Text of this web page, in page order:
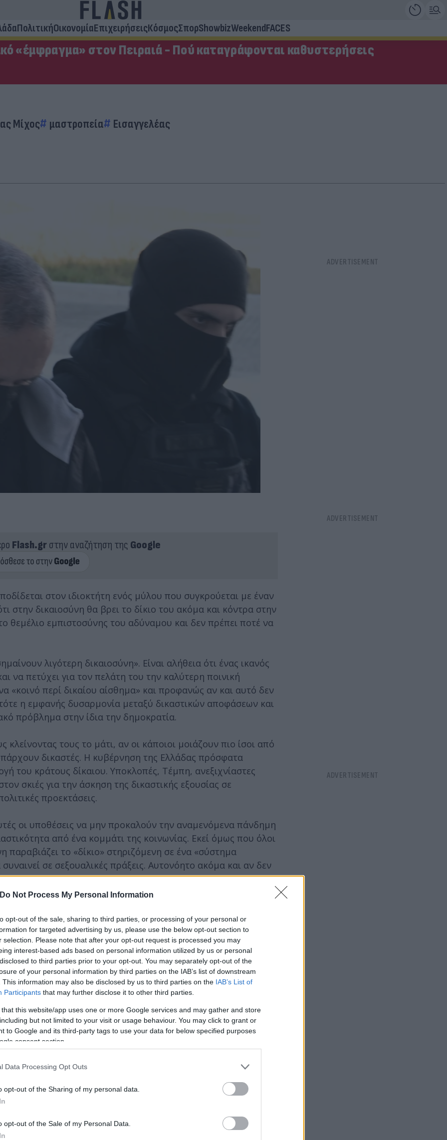
Do Not Process My Personal Information
opt-out of the sale, sharing to third parties, or processing of your personal or
for targeted advertising by us, please use the below opt-out section to
selection. Please note that after your opt-out request is processed you may
interest-based ads based on personal information utilized by us or personal
to third parties prior to your opt-out. You may separately opt-out of the
of your personal information by third parties on the IAB’s list of downstream
This information may also be disclosed by us to third parties on the IAB’s List of
Participants that may further disclose it to other third parties.
that this website/app uses one or more Google services and may gather and store
but not limited to your visit or usage behaviour. You may click to grant or
to Google and its third-party tags to use your data for below specified purposes
consent section.
Data Processing Opt Outs
opt-out of the Sharing of my personal data.
opt-out of the Sale of my Personal Data.
ΠολιτικήΟικονομίαΕπιχειρήσειςΚόσμοςΣπορShowbizWeekendFACES
«έμφραγμα» στον Πειραιά - Πού καταγράφονται καθυστερήσεις
Μίχος μαστροπεία Εισαγγελέας
Flash.grστην αναζήτηση της Google
στον ιδιοκτήτη ενός μύλου που συγκρούεται με έναν
στην δικαιοσύνη θα βρει το δίκιο του ακόμα και κόντρα στην
θεμέλιο εμπιστοσύνης του αδύναμου και δεν πρέπει ποτέ να
λιγότερη δικαιοσύνη». Είναι αλήθεια ότι ένας ικανός
να πετύχει για τον πελάτη του την καλύτερη ποινική
«κοινό περί δικαίου αίσθημα» και προφανώς αν και αυτό δεν
τότε η εμφανής δυσαρμονία μεταξύ δικαστικών αποφάσεων και
πρόβλημα στην ίδια την δημοκρατία.
τους το μάτι, αν οι κάποιοι μοιάζουν πιο ίσοι από
δικαστές. Η κυβέρνηση της Ελλάδας πρόσφατα
του κράτους δίκαιου. Υποκλοπές, Τέμπη, ανεξιχνίαστες
σκιές για την άσκηση της δικαστικής εξουσίας σε
προεκτάσεις.
οι υποθέσεις να μην προκαλούν την αναμενόμενα πάνδημη
από ένα κομμάτι της κοινωνίας. Εκεί όμως που όλοι
παραβιάζει το «δίκιο» στηριζόμενη σε ένα «σύστημα
σε σεξουαλικές πράξεις. Αυτονόητο ακόμα και αν δεν
να δικαιολογείται επικαλούμενος τον
της.Είναι τόσο λογικά θεμελιώδες που αν γίνει αποδεκτό
το Δίκαιο και άλλο το δίκιο…
Flash.grστην αναζήτηση τηςGoogle
Νίκας ή παρακεταμόλη Apotel
Χριστιανός για όλες τις εποχές
τα social για την πρόταση της Εισαγγελέως
σε πορεία για τη 12χρονη στον Κολωνό
- Φλωρίδης: «Θέλατε ατιμώρητους τους βιαστές»